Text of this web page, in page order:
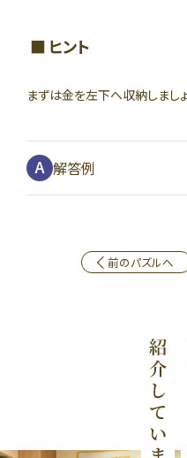
ヒント
まずは金を左下へ収納しましょ
解答例
前のパズルへ